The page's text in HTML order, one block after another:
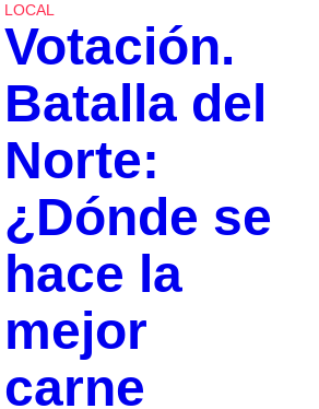
LOCAL
Votación.
Batalla del
Norte:
¿Dónde se
hace la
mejor
carne